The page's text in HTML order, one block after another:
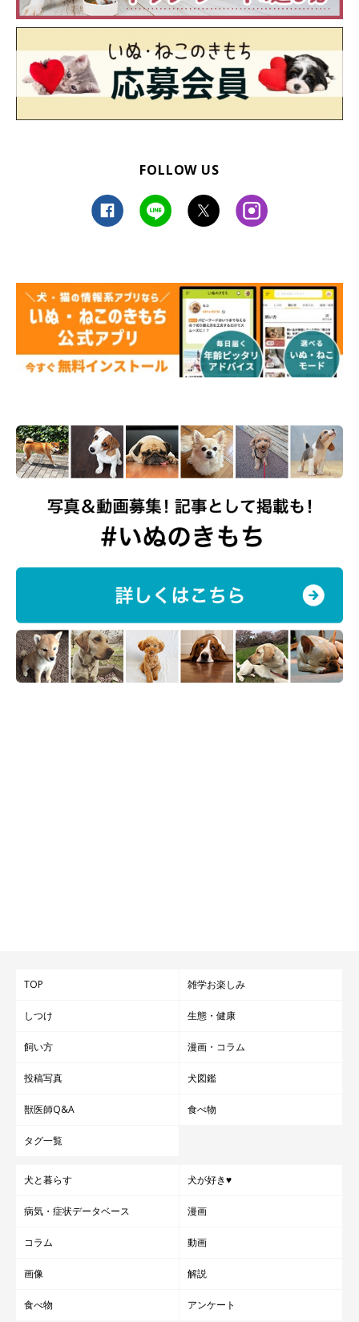
FOLLOW US
TOP 雑学お楽しみ
しつけ 生態・健康
飼い方 漫画・コラム
投稿写真 犬図鑑
獣医師Q&A 食べ物
タグ一覧
犬と暮らす 犬が好き♥
病気・症状データベース 漫画
コラム 動画
画像 解説
食べ物 アンケート